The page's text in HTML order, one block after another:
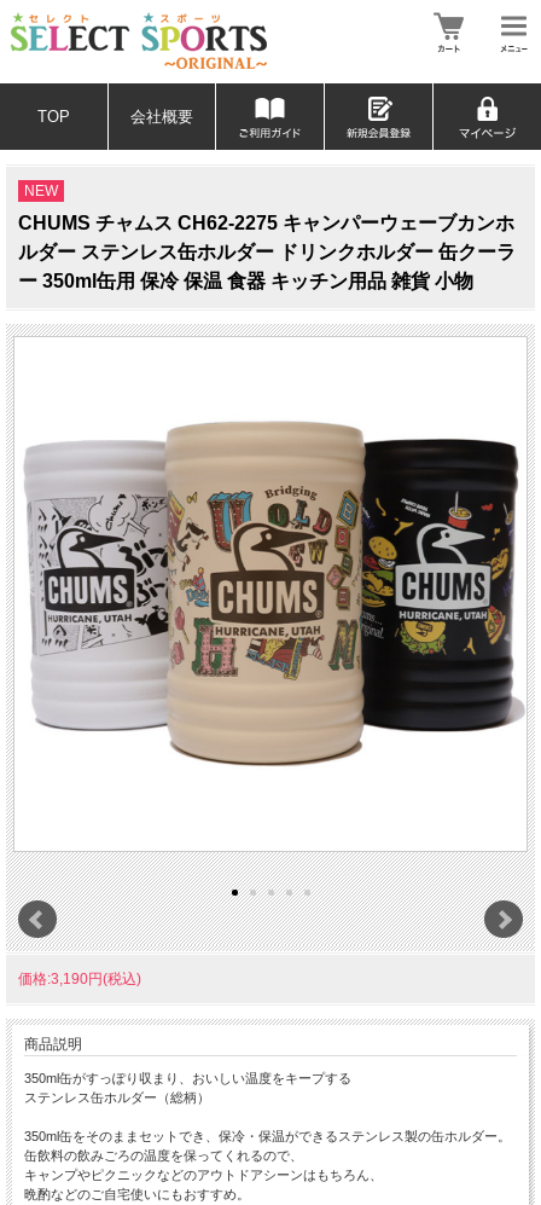
TOP 会社概要
NEW
CHUMS チャムス CH62-2275 キャンパーウェーブカンホ
ルダー ステンレス缶ホルダー ドリンクホルダー 缶クーラ
ー 350ml缶用 保冷 保温 食器 キッチン用品 雑貨 小物
価格:3,190円(税込)
商品説明
350ml缶がすっぽり収まり、おいしい温度をキープする
ステンレス缶ホルダー（総柄）
350ml缶をそのままセットでき、保冷・保温ができるステンレス製の缶ホルダー。
缶飲料の飲みごろの温度を保ってくれるので、
キャンプやピクニックなどのアウトドアシーンはもちろん、
晩酌などのご自宅使いにもおすすめ。